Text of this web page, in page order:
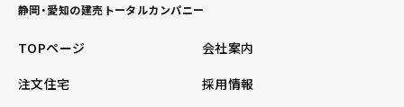
静岡・愛知の建売トータルカンパニー
TOPページ
会社案内
注文住宅
採用情報